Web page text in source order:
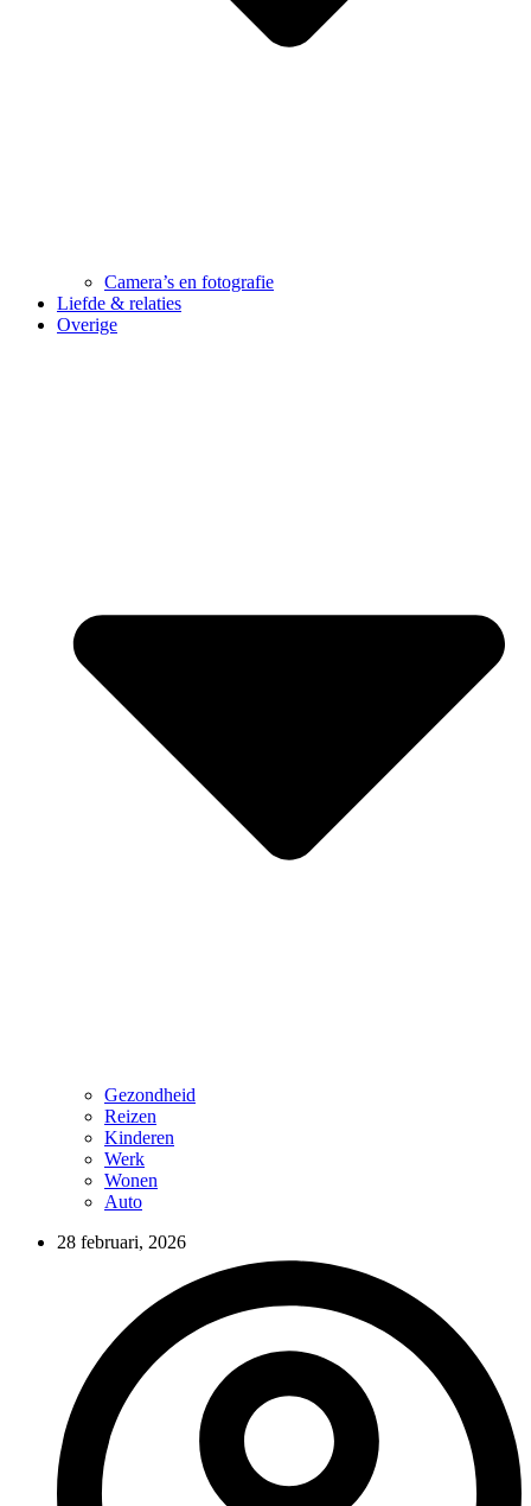
Camera’s en fotografie
Liefde & relaties
Overige
Gezondheid
Reizen
Kinderen
Werk
Wonen
Auto
28 februari, 2026